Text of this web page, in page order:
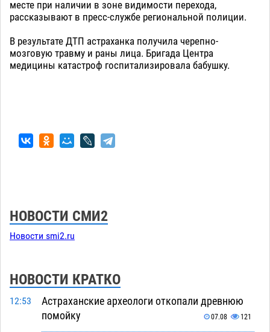
месте при наличии в зоне видимости перехода,
рассказывают в пресс-службе региональной полиции.
В результате ДТП астраханка получила черепно-
мозговую травму и раны лица. Бригада Центра
медицины катастроф госпитализировала бабушку.
НОВОСТИ СМИ2
Новости smi2.ru
НОВОСТИ КРАТКО
12:53
Астраханские археологи откопали древнюю
помойку
07.08 121